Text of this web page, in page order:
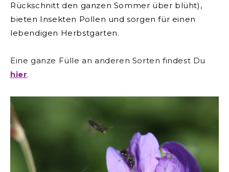
Rückschnitt den ganzen Sommer über blüht),
bieten Insekten Pollen und sorgen für einen
lebendigen Herbstgarten.
Eine ganze Fülle an anderen Sorten findest Du
hier.